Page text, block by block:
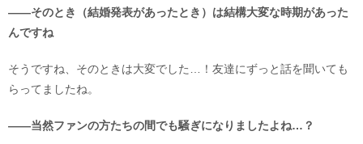
――そのとき（結婚発表があったとき）は結構大変な時期があった
んですね
そうですね、そのときは大変でした…！友達にずっと話を聞いても
らってましたね。
――当然ファンの方たちの間でも騒ぎになりましたよね…？